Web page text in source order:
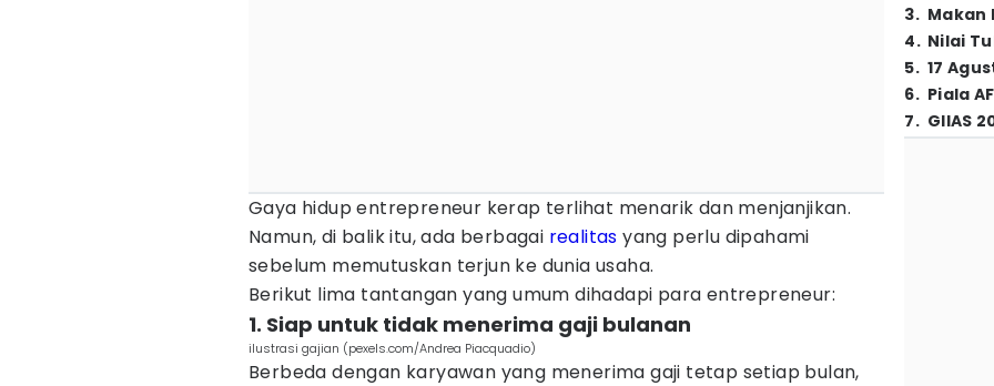
Gaya hidup entrepreneur kerap terlihat menarik dan menjanjikan.
Namun, di balik itu, ada berbagai realitas yang perlu dipahami
sebelum memutuskan terjun ke dunia usaha.
Berikut lima tantangan yang umum dihadapi para entrepreneur:
1. Siap untuk tidak menerima gaji bulanan
ilustrasi gajian (pexels.com/Andrea Piacquadio)
Berbeda dengan karyawan yang menerima gaji tetap setiap bulan,
3. Makan
4. Nilai
5. 17
6. Piala
7. GIIAS